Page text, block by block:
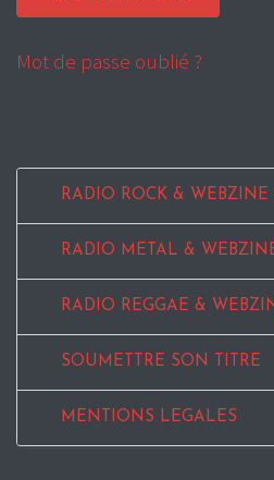
Mot de passe oublié ?
RADIO ROCK & WEBZINE
RADIO METAL &
RADIO REGGAE &
SOUMETTRE SON TITRE
MENTIONS LEGALES